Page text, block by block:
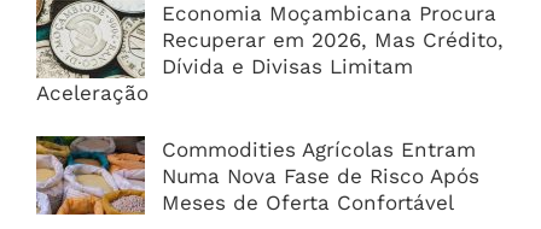
Economia Moçambicana Procura
Recuperar em 2026, Mas Crédito,
Dívida e Divisas Limitam
Aceleração
Commodities Agrícolas Entram
Numa Nova Fase de Risco Após
Meses de Oferta Confortável